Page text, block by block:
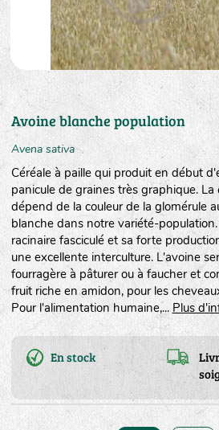
Avoine blanche population
Avena sativa
Céréale à paille qui produit en début
panicule de graines très graphique. La
dépend de la couleur de la glomérule
blanche dans notre variété-
racinaire fasciculé et sa forte
une excellente interculture. L'avoine
fourragère à pâturer ou à faucher et
fruit riche en amidon, pour les
Pour l'alimentation humaine,... Plus
En stock